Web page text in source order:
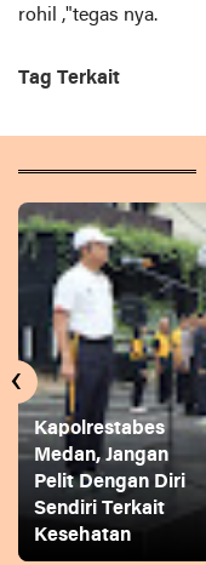
rohil ,"tegas nya.
Tag Terkait
Kapolrestabes
Medan, Jangan
Pelit Dengan Diri
Sendiri Terkait
Kesehatan
‹